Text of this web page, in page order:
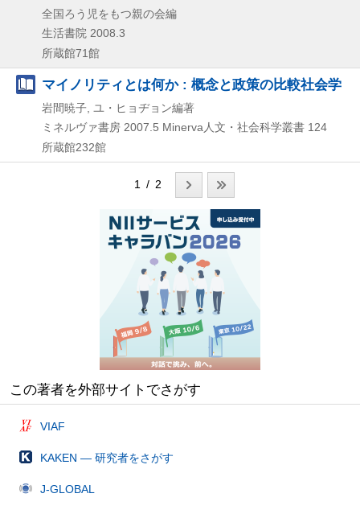
全国ろう児をもつ親の会編
生活書院 2008.3
所蔵館71館
マイノリティとは何か : 概念と政策の比較社会学
岩間暁子, ユ・ヒョヂョン編著
ミネルヴァ書房 2007.5 Minerva人文・社会科学叢書 124
所蔵館232館
1 / 2
この著者を外部サイトでさがす
VIAF
KAKEN — 研究者をさがす
J-GLOBAL